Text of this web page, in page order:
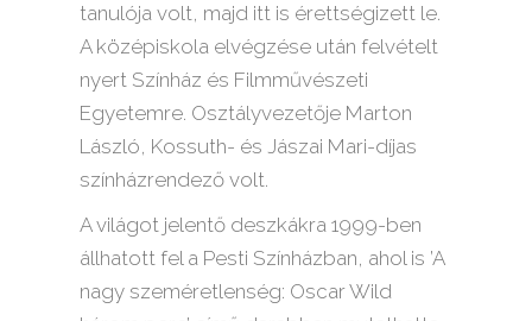
tanulója volt, majd itt is érettségizett le.
A középiskola elvégzése után felvételt
nyert Színház és Filmművészeti
Egyetemre. Osztályvezetője Marton
László, Kossuth- és Jászai Mari-díjas
színházrendező volt.
A világot jelentő deszkákra 1999-ben
állhatott fel a Pesti Színházban, ahol is ’A
nagy szeméretlenség: Oscar Wild